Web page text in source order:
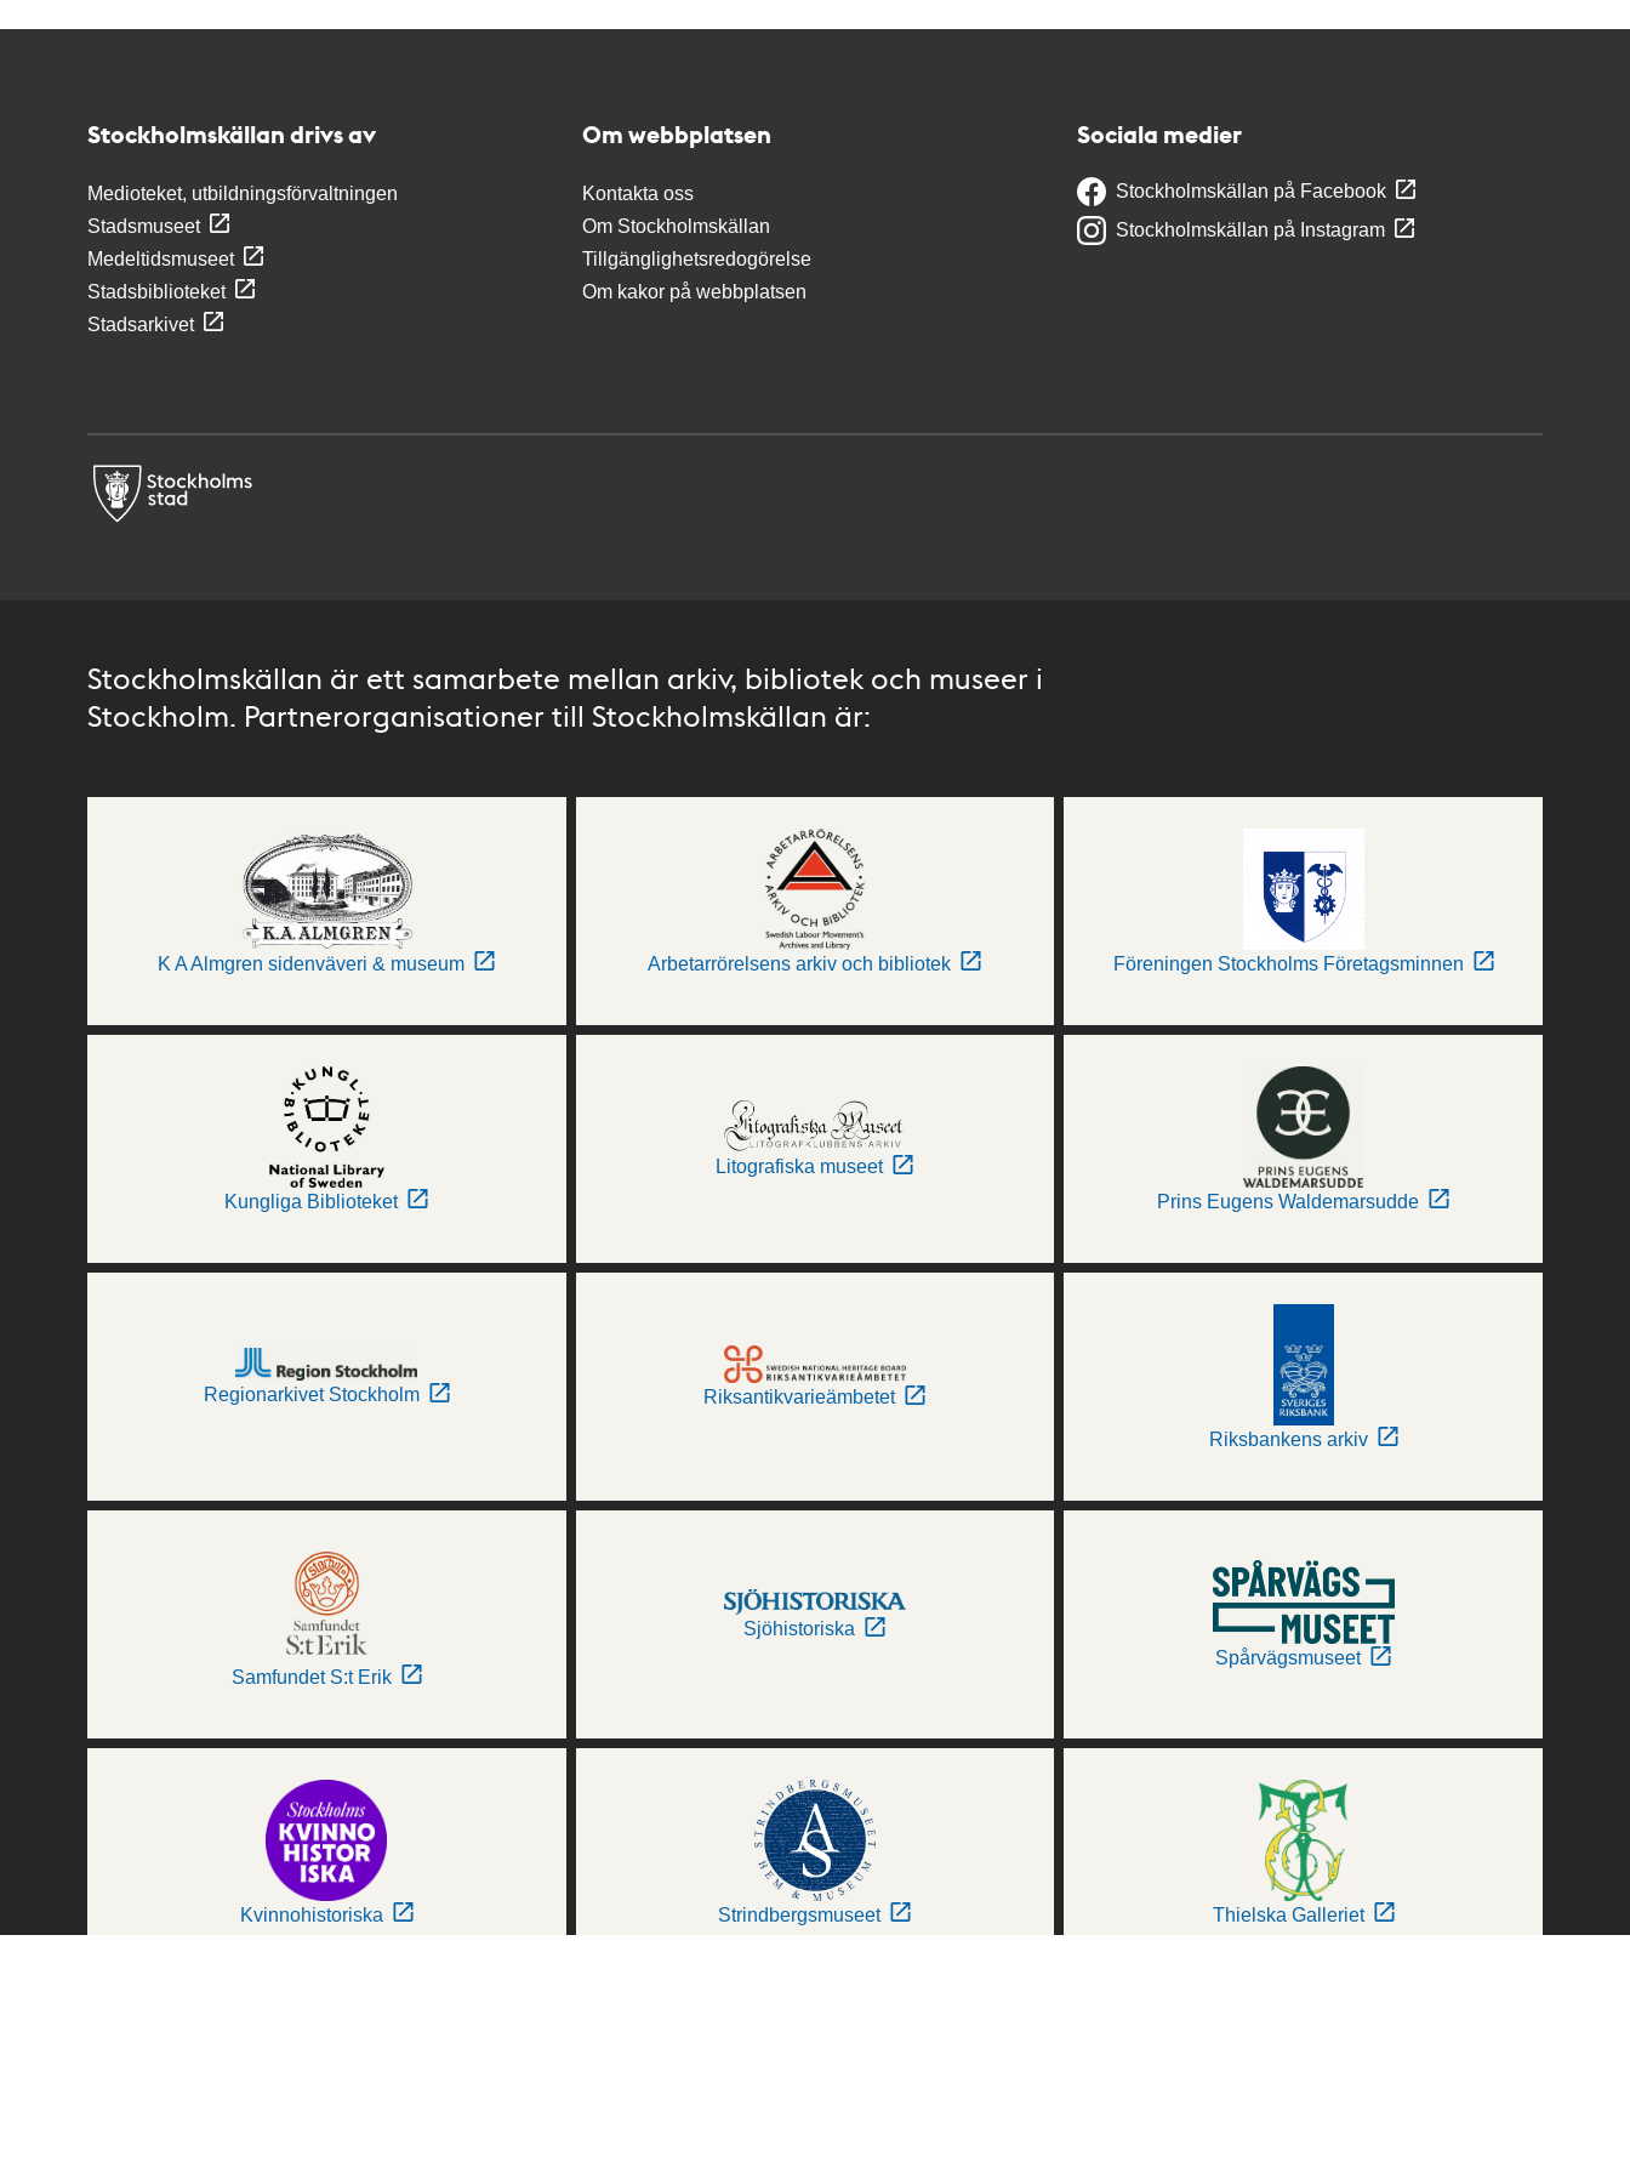
Stockholmskällan drivs av
Medioteket, utbildningsförvaltningen
Stadsmuseet
Medeltidsmuseet
Stadsbiblioteket
Stadsarkivet
Om webbplatsen
Kontakta oss
Om Stockholmskällan
Tillgänglighetsredogörelse
Om kakor på webbplatsen
Sociala medier
Stockholmskällan på Facebook
Stockholmskällan på Instagram
Stockholmskällan är ett samarbete mellan arkiv, bibliotek och museer i
Stockholm. Partnerorganisationer till Stockholmskällan är:
K A Almgren sidenväveri & museum Arbetarrörelsens arkiv och bibliotek Föreningen Stockholms Företagsminnen
Kungliga Biblioteket
Litografiska museet
Prins Eugens Waldemarsudde
Regionarkivet Stockholm Riksantikvarieämbetet
Riksbankens arkiv
Samfundet S:t Erik
Sjöhistoriska
Spårvägsmuseet
Kvinnohistoriska Strindbergsmuseet Thielska Galleriet